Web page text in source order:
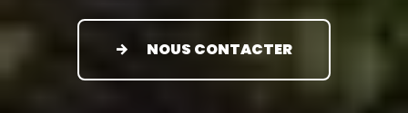
NOUS CONTACTER